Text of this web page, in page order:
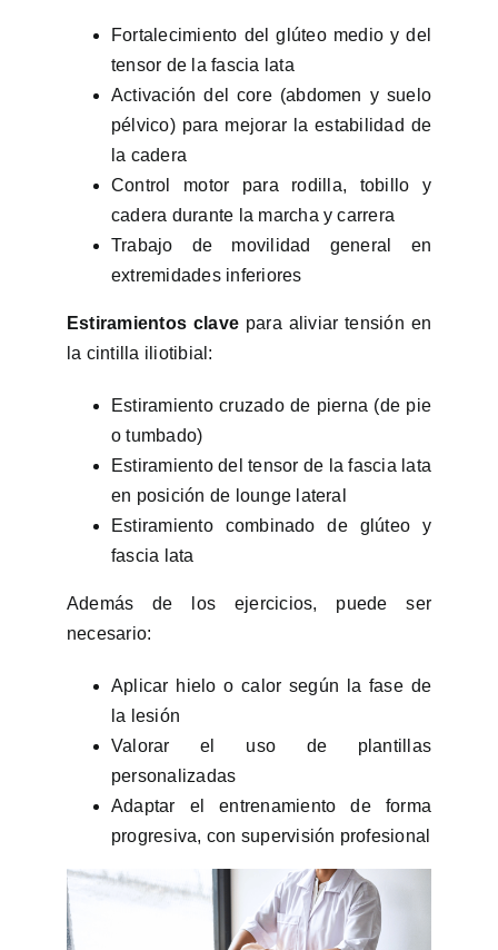
Fortalecimiento del glúteo medio y del
tensor de la fascia lata
Activación del core (abdomen y suelo
pélvico) para mejorar la estabilidad de
la cadera
Control motor para rodilla, tobillo y
cadera durante la marcha y carrera
Trabajo de movilidad general en
extremidades inferiores
Estiramientos clave para aliviar tensión en
la cintilla iliotibial:
Estiramiento cruzado de pierna (de pie
o tumbado)
Estiramiento del tensor de la fascia lata
en posición de lounge lateral
Estiramiento combinado de glúteo y
fascia lata
Además de los ejercicios, puede ser
necesario:
Aplicar hielo o calor según la fase de
la lesión
Valorar el uso de plantillas
personalizadas
Adaptar el entrenamiento de forma
progresiva, con supervisión profesional